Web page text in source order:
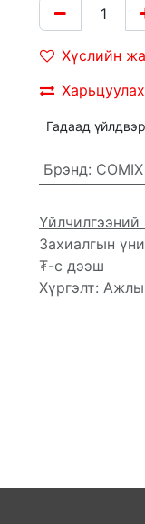
Хүслийн
Харьцуулах
Гадаад үйлдвэр
Брэнд: COMIX
Үйлчилгээний
Захиалгын
₮-с дээш
Хүргэлт: